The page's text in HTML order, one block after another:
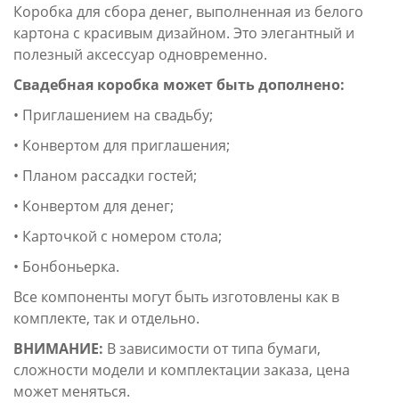
Коробка для сбора денег, выполненная из белого
картона с красивым дизайном. Это элегантный и
полезный аксессуар одновременно.
Свадебная коробка может быть дополнено:
• Приглашением на свадьбу;
• Конвертом для приглашения;
• Планом рассадки гостей;
• Конвертом для денег;
• Карточкой с номером стола;
• Бонбоньерка.
Все компоненты могут быть изготовлены как в
комплекте, так и отдельно.
ВНИМАНИЕ: В зависимости от типа бумаги,
сложности модели и комплектации заказа, цена
может меняться.